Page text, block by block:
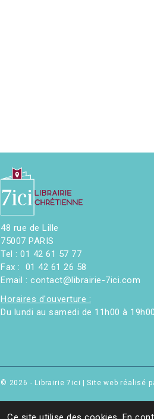
48 rue de Lille
75007 PARIS
Tel : 01 42 61 57 77
Fax : 01 42 61 26 58
Email : contact@librairie-7ici.com
Horaires d'ouverture :
Du lundi au samedi de 11h00 à 19h00
© 2026 - Librairie 7ici |Site web réalisé